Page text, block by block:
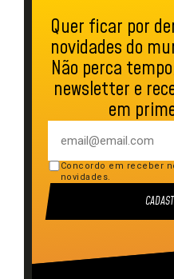
Quer ficar por
novidades do
Não perca
newsletter e
em
Concordo em receber
novidades.